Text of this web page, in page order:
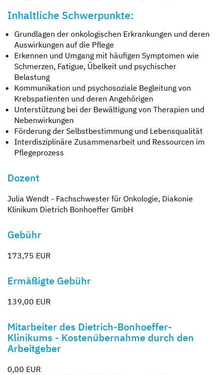
Inhaltliche Schwerpunkte:
Grundlagen der onkologischen Erkrankungen und deren
Auswirkungen auf die Pflege
Erkennen und Umgang mit häufigen Symptomen wie
Schmerzen, Fatigue, Übelkeit und psychischer
Belastung
Kommunikation und psychosoziale Begleitung von
Krebspatienten und deren Angehörigen
Unterstützung bei der Bewältigung von Therapien und
Nebenwirkungen
Förderung der Selbstbestimmung und Lebensqualität
Interdisziplinäre Zusammenarbeit und Ressourcen im
Pflegeprozess
Dozent
Julia Wendt - Fachschwester für Onkologie, Diakonie
Klinikum Dietrich Bonhoeffer GmbH
Gebühr
173,75 EUR
Ermäßigte Gebühr
139,00 EUR
Mitarbeiter des Dietrich-Bonhoeffer-
Klinikums - Kostenübernahme durch den
Arbeitgeber
0,00 EUR